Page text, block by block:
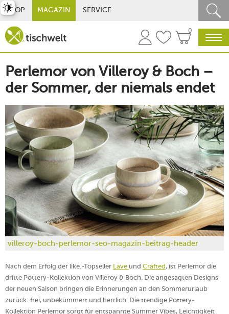
SHOP MAGAZIN SERVICE
0
Perlemor von Villeroy & Boch –
der Sommer, der niemals endet
villeroy-boch-perlemor-seo-magazin-beitrag-header
Nach dem Erfolg der like.-Topseller Lave und Crafted, ist Perlemor die
dritte Pottery-Kollektion von Villeroy & Boch. Die angesagten Designs
der neuen Saison bringen die Erinnerungen an den Sommerurlaub
zurück: frei, unbekümmert und herrlich. Die trendige Pottery-
Kollektion Perlemor sorgt für entspannte Summer Vibes, Leichtigkeit
umschalten